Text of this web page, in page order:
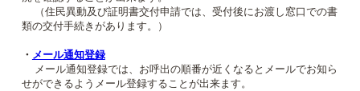
（住民異動及び証明書交付申請では、受付後にお渡し窓口での書
類の交付手続きがあります。）
・ メール通知登録
メール通知登録では、お呼出の順番が近くなるとメールでお知ら
せができるようメール登録することが出来ます。